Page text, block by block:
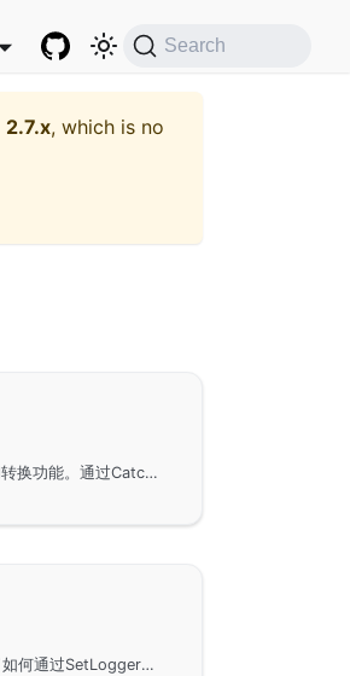
Search
2.7.x, which is no
GoFrame框架中ORM的高级特性，主要关注SQL捕获和转换功能。通过CatchSQL和ToSQL方法，能够在执行SQL语句前捕获或预估SQL操作，并配合上下文对象实现操作记录与调试。这些功能有助于开发者高效调试和测试数据库操作。
GoFrame框架中ORM组件的日志输出功能，重点讲解了如何通过SetLogger和GetLogger方法设置日志，以及如何在配置文件中启用日志输出功能。文中示例展示了SQL语句的调试过程，包括日志级别、执行耗时、SQL语句等详细信息，帮助用户更好地理解和调试应用程序中的数据库操作。